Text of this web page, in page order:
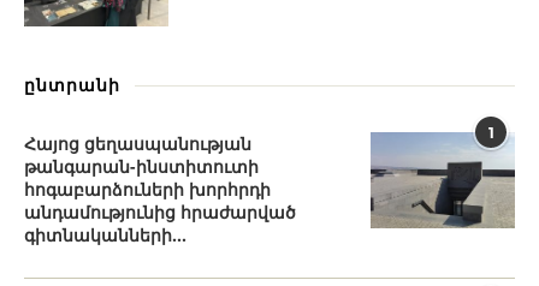
ընտրանի
1
Հայոց ցեղասպանության
թանգարան-ինստիտուտի
հոգաբարձուների խորհրդի
անդամությունից հրաժարված
գիտնականների...